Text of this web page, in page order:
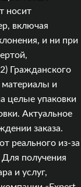
носит
включая
и ни при
Гражданского
и
целые упаковки
Актуальное
заказа.
реального из‑за
получения
и услуг,